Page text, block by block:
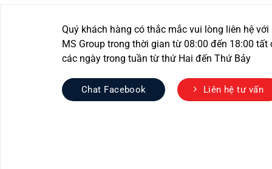
Quý khách hàng có thắc mắc vui lòng liên hệ với
MS Group trong thời gian từ 08:00 đến 18:00 tất
các ngày trong tuần từ thứ Hai đến Thứ Bảy
Chat Facebook Liên hệ tư vấn